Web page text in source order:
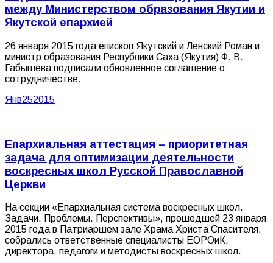
между Министерством образования Якутии и
Якутской епархией
26 января 2015 года епископ Якутский и Ленский Роман и
министр образования Республики Саха (Якутия) Ф. В.
Габышева подписали обновленное соглашение о
сотрудничестве.
Янв252015
Епархиальная аттестация – приоритетная
задача для оптимизации деятельности
воскресных школ Русской Православной
Церкви
На секции «Епархиальная система воскресных школ.
Задачи. Проблемы. Перспективы», прошедшей 23 января
2015 года в Патриаршем зале Храма Христа Спасителя,
собрались ответственные специалисты ЕОРОиК,
директора, педагоги и методисты воскресных школ.